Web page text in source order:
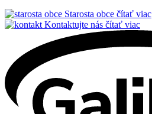
Starosta obce čítať viac
Kontaktujte nás čítať viac